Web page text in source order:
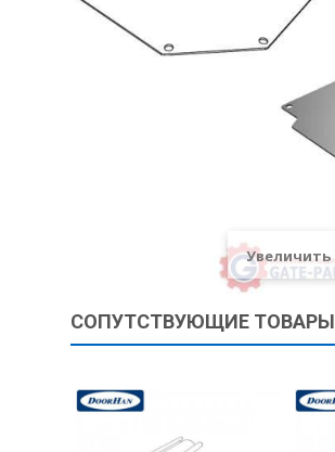
Увеличить
СОПУТСТВУЮЩИЕ ТОВАРЫ